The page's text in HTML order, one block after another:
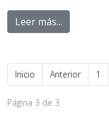
Leer más...
Inicio Anterior 1
Página 3 de 3